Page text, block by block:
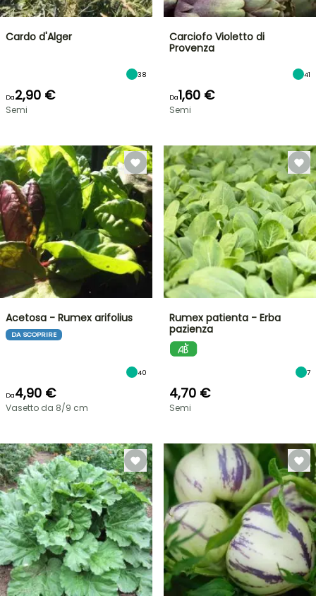
Cardo d'Alger
38
Da2,90 €
Semi
Carciofo Violetto di
Provenza
41
Da1,60 €
Semi
Acetosa - Rumex arifolius
DA SCOPRIRE
40
Da4,90 €
Vasetto da 8/9 cm
Rumex patienta - Erba
pazienza
7
4,70 €
Semi